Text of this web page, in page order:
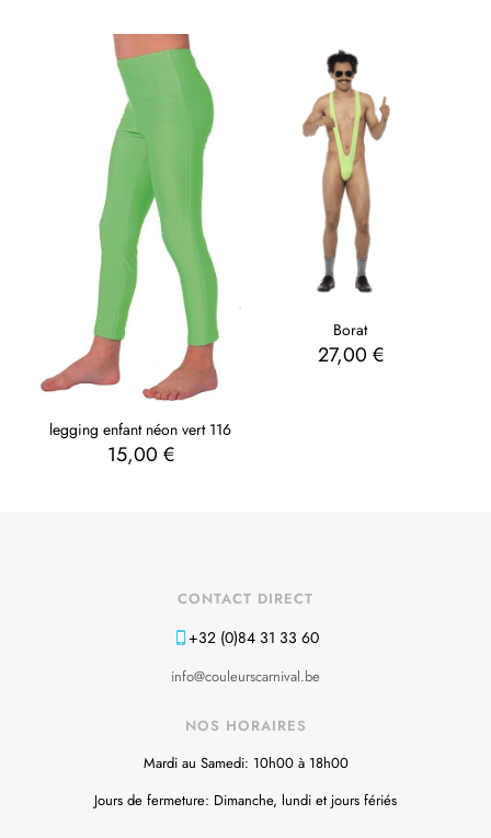
legging enfant néon vert 116
15,00 €
Borat
27,00 €
CONTACT DIRECT
+32 (0)84 31 33 60
info@couleurscarnival.be
NOS HORAIRES
Mardi au Samedi: 10h00 à 18h00
Jours de fermeture: Dimanche, lundi et jours fériés